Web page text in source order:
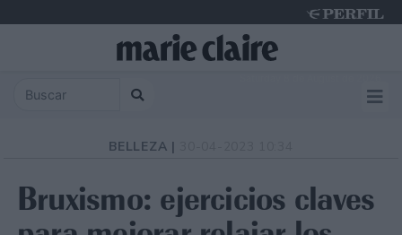
BELLEZA |
Bruxismo: ejercicios claves